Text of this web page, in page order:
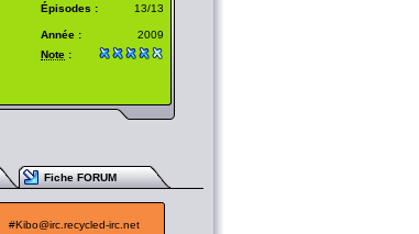
Épisodes : 13/13
Année :
2009
Note :
Fiche FORUM
#Kibo@irc.recycled-irc.net